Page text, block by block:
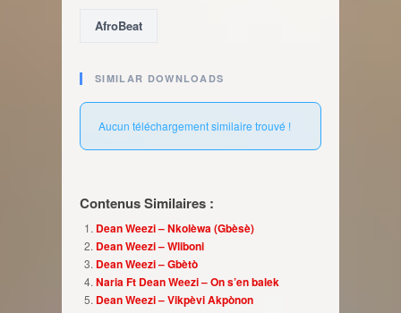
AfroBeat
SIMILAR DOWNLOADS
Aucun téléchargement similaire trouvé !
Contenus Similaires :
Dean Weezi – Nkolèwa (Gbèsè)
Dean Weezi – Wliboni
Dean Weezi – Gbètò
Naria Ft Dean Weezi – On s’en balek
Dean Weezi – Vikpèvi Akpònon